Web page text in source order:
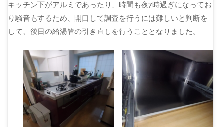
キッチン下がアルミであったり、時間も夜7時過ぎになってお
り騒音もするため、開口して調査を行うには難しいと判断を
して、後日の給湯管の引き直しを行うこととなりました。